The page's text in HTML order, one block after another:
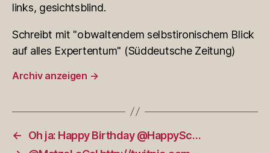
links, gesichtsblind.
Schreibt mit "obwaltendem selbstironischem Blick
auf alles Expertentum" (Süddeutsche Zeitung)
Archiv anzeigen →
←
Oh ja: Happy Birthday @HappySc…